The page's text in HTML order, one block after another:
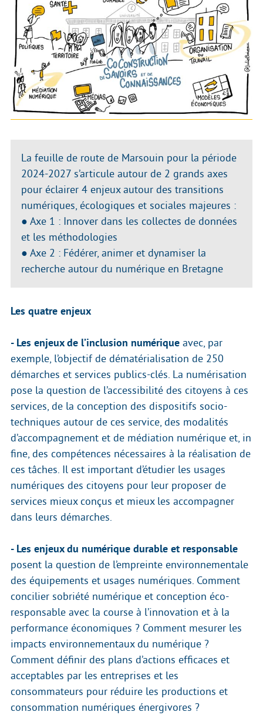
La feuille de route de Marsouin pour la période
2024-2027 s’articule autour de 2 grands axes
pour éclairer 4 enjeux autour des transitions
numériques, écologiques et sociales majeures :
● Axe 1 : Innover dans les collectes de données
et les méthodologies
● Axe 2 : Fédérer, animer et dynamiser la
recherche autour du numérique en Bretagne
Les quatre enjeux
- Les enjeux de l’inclusion numérique avec, par
exemple, l’objectif de dématérialisation de 250
démarches et services publics-clés. La numérisation
pose la question de l’accessibilité des citoyens à ces
services, de la conception des dispositifs socio-
techniques autour de ces service, des modalités
d’accompagnement et de médiation numérique et, in
fine, des compétences nécessaires à la réalisation de
ces tâches. Il est important d’étudier les usages
numériques des citoyens pour leur proposer de
services mieux conçus et mieux les accompagner
dans leurs démarches.
- Les enjeux du numérique durable et responsable
posent la question de l’empreinte environnementale
des équipements et usages numériques. Comment
concilier sobriété numérique et conception éco-
responsable avec la course à l’innovation et à la
performance économiques ? Comment mesurer les
impacts environnementaux du numérique ?
Comment définir des plans d’actions efficaces et
acceptables par les entreprises et les
consommateurs pour réduire les productions et
consommation numériques énergivores ?